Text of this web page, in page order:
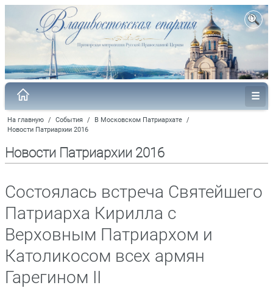
На главную / События / В Московском Патриархате /
Новости Патриархии 2016
Новости Патриархии 2016
Состоялась встреча Святейшего
Патриарха Кирилла с
Верховным Патриархом и
Католикосом всех армян
Гарегином II